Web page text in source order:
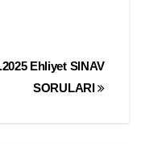
Ehliyet SINAV
SORULARI